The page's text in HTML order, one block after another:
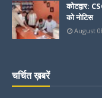
कोटद्वार:
को नोटिस
August
चर्चित ख़बरें